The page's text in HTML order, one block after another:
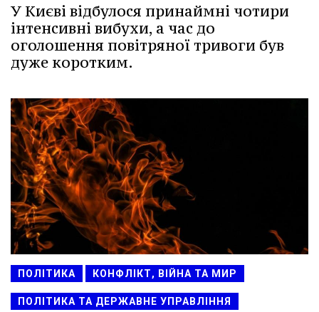
У Києві відбулося принаймні чотири
інтенсивні вибухи, а час до
оголошення повітряної тривоги був
дуже коротким.
ПОЛІТИКА КОНФЛІКТ, ВІЙНА ТА МИР
ПОЛІТИКА ТА ДЕРЖАВНЕ УПРАВЛІННЯ